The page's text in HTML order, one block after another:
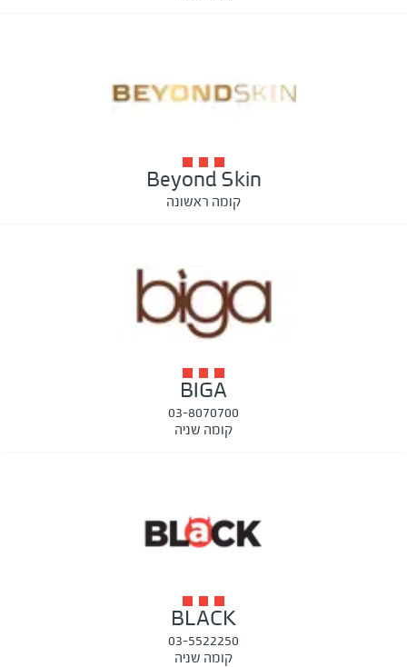
Beyond Skin
קומה ראשונה
BIGA
03-8070700
קומה שניה
BLACK
03-5522250
קומה שניה